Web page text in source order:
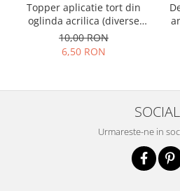
Topper aplicatie tort din
oglinda acrilica (diverse
modele) - PRODUSUL LUNII
10,00 RON
6,50 RON
SOCIAL
Urmareste-ne in